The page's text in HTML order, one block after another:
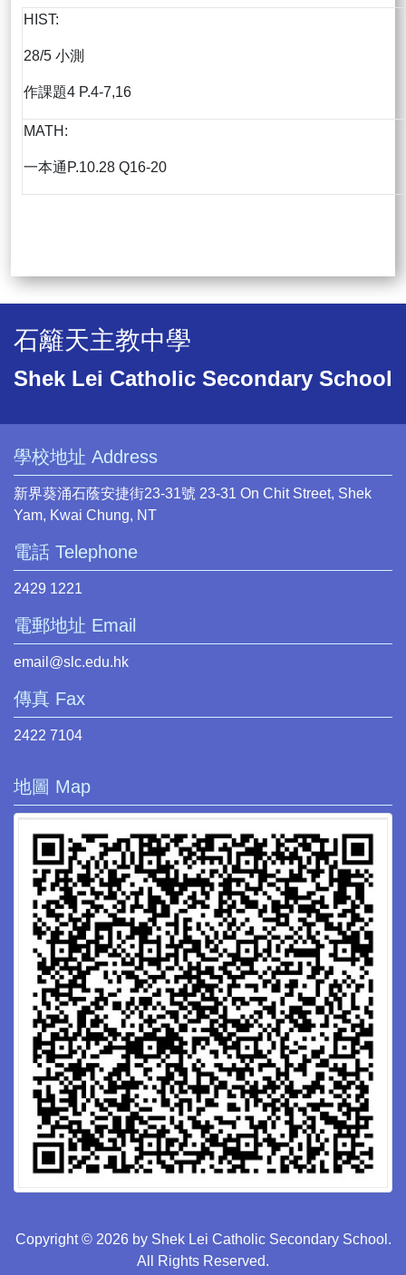
HIST:
28/5 小測
作課題4 P.4-7,16
MATH:
一本通P.10.28 Q16-20
石籬天主教中學
Shek Lei Catholic Secondary School
學校地址 Address
新界葵涌石蔭安捷街23-31號 23-31 On Chit Street, Shek
Yam, Kwai Chung, NT
電話 Telephone
2429 1221
電郵地址 Email
email@slc.edu.hk
傳真 Fax
2422 7104
地圖 Map
Copyright © 2026 by Shek Lei Catholic Secondary School.
All Rights Reserved.